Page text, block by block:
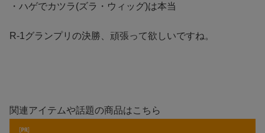
・ハゲでカツラ(ズラ・ウィッグ)は本当
R-1グランプリの決勝、頑張って欲しいですね。
関連アイテムや話題の商品はこちら